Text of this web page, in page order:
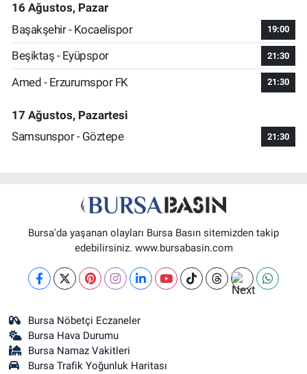
16 Ağustos, Pazar
Başakşehir - Kocaelispor
19:00
Beşiktaş - Eyüpspor 21:30
Amed - Erzurumspor FK 21:30
17 Ağustos, Pazartesi
Samsunspor - Göztepe
21:30
Bursa'da yaşanan olayları Bursa Basın sitemizden takip
edebilirsiniz. www.bursabasin.com
Bursa Nöbetçi Eczaneler
Bursa Hava Durumu
Bursa Namaz Vakitleri
Bursa Trafik Yoğunluk Haritası